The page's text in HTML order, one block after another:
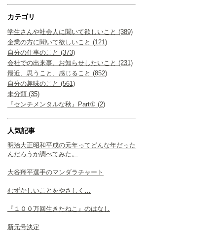
カテゴリ
学生さんや社会人に聞いて欲しいこと (389)
企業の方に聞いて欲しいこと (121)
自分の仕事のこと (373)
会社での出来事、お知らせしたいこと (231)
最近、思うこと、感じること (852)
自分の趣味のこと (561)
未分類 (35)
『センチメンタルな秋』Part① (2)
人気記事
明治大正昭和平成の元年ってどんな年だった
んだろうか調べてみた。
大谷翔平選手のマンダラチャート
むずかしいことをやさしく…
『１００万回生きたねこ』のはなし
新元号決定